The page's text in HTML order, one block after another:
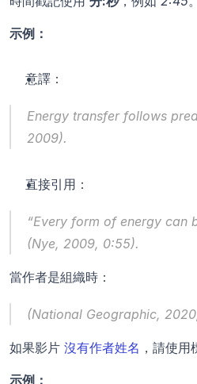
示例：
意譯：
Energy transfer follows
2009).
直接引用：
“Every form of energy can
(Nye, 2009, 0:55).
當作者是組織時：
(National Geographic,
如果影片 沒有作者姓名 ，請使用
示例：